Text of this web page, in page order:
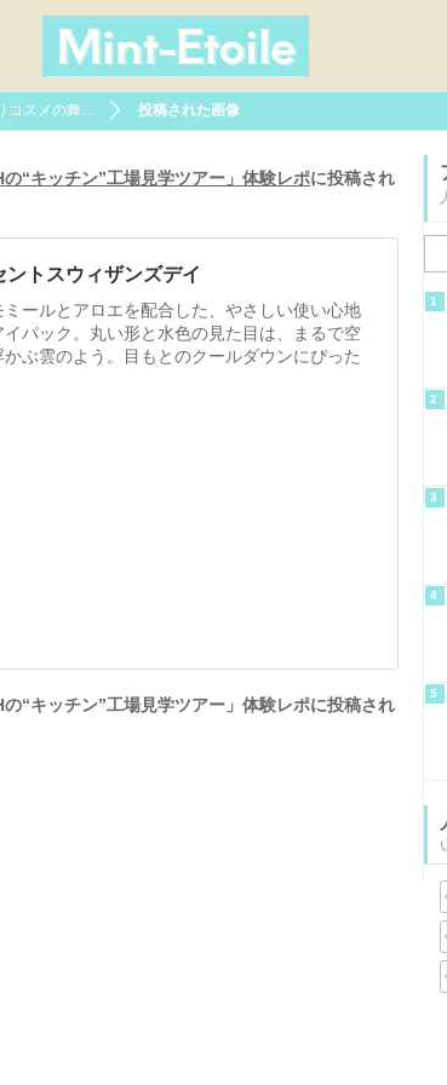
コスメの舞… 投稿された画像
“キッチン”工場見学ツアー」体験レポに投稿され
ントスウィザンズデイ
ミールとアロエを配合した、やさしい使い心地
イパック。丸い形と水色の見た目は、まるで空
かぶ雲のよう。目もとのクールダウンにぴった
“キッチン”工場見学ツアー」体験レポに投稿され
1
2
3
4
5